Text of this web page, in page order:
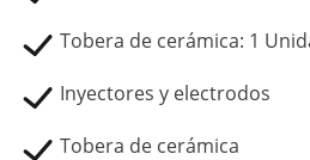
Tobera de cerámica: 1
Inyectores y electrodos
Tobera de cerámica